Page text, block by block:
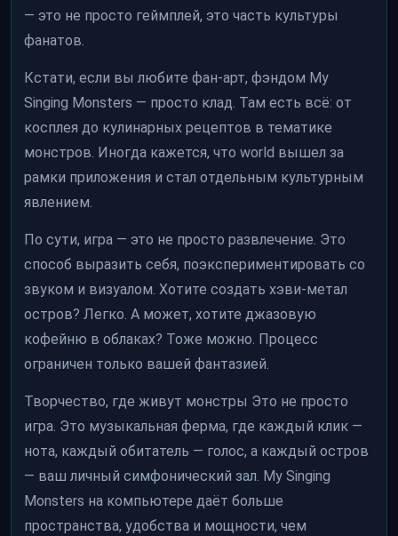
— это не просто геймплей, это часть культуры
фанатов.
Кстати, если вы любите фан-арт, фэндом My
Singing Monsters — просто клад. Там есть всё: от
косплея до кулинарных рецептов в тематике
монстров. Иногда кажется, что world вышел за
рамки приложения и стал отдельным культурным
явлением.
По сути, игра — это не просто развлечение. Это
способ выразить себя, поэкспериментировать со
звуком и визуалом. Хотите создать хэви-метал
остров? Легко. А может, хотите джазовую
кофейню в облаках? Тоже можно. Процесс
ограничен только вашей фантазией.
Творчество, где живут монстры Это не просто
игра. Это музыкальная ферма, где каждый клик —
нота, каждый обитатель — голос, а каждый остров
— ваш личный симфонический зал. My Singing
Monsters на компьютере даёт больше
пространства, удобства и мощности, чем